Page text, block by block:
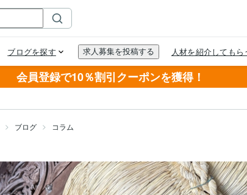
会員登録で10％割引クーポンを獲得！
ブログ コラム